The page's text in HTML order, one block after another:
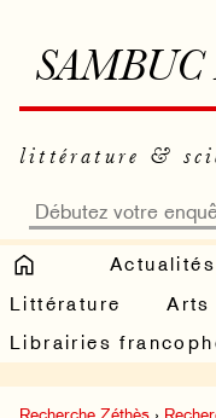
littérature &
Actualités
Littérature
Arts
Librairies